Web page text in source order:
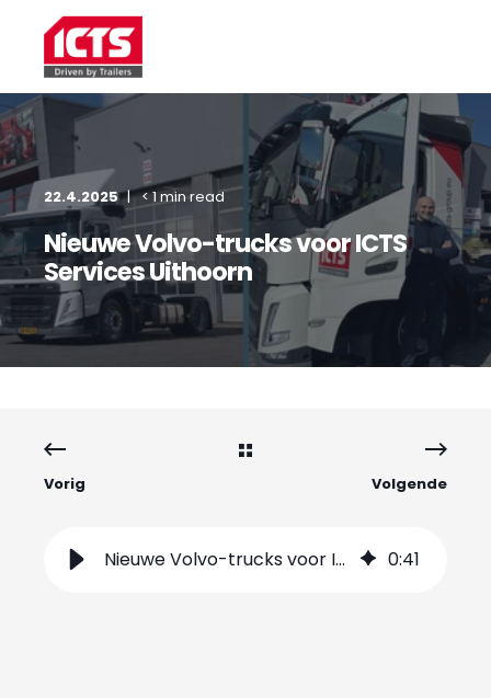
22.4.2025 < 1 min read
Nieuwe Volvo-trucks voor ICTS
Services Uithoorn
Vorig Volgende
Nieuwe Volvo-trucks voor ICTS Services Uithoorn 0:41